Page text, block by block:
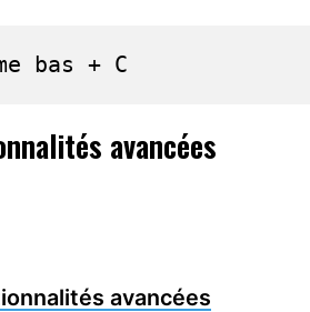
bas + C
avancées
avancées